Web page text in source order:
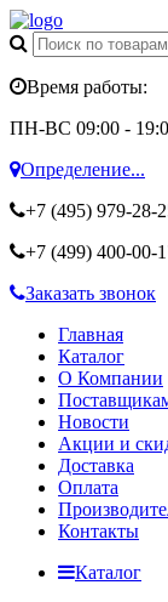
Время работы:
ПН-ВС 09:00 -
Определение...
+7 (495) 979-28-
+7 (499) 400-00-
Заказать звонок
Главная
Каталог
О Компании
Новости
Акции и
Доставка
Оплата
Контакты
Каталог